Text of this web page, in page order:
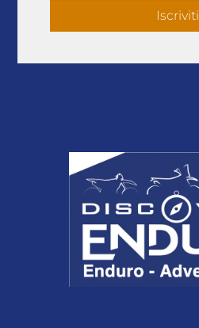
Iscriviti